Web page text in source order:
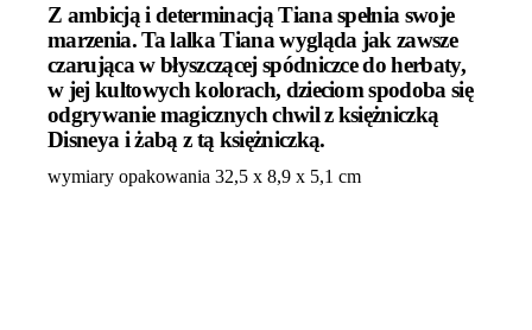
Z ambicją i determinacją Tiana spełnia swoje
marzenia. Ta lalka Tiana wygląda jak zawsze
czarująca w błyszczącej spódniczce do herbaty,
w jej kultowych kolorach, dzieciom spodoba się
odgrywanie magicznych chwil z księżniczką
Disneya i żabą z tą księżniczką.
wymiary opakowania 32,5 x 8,9 x 5,1 cm